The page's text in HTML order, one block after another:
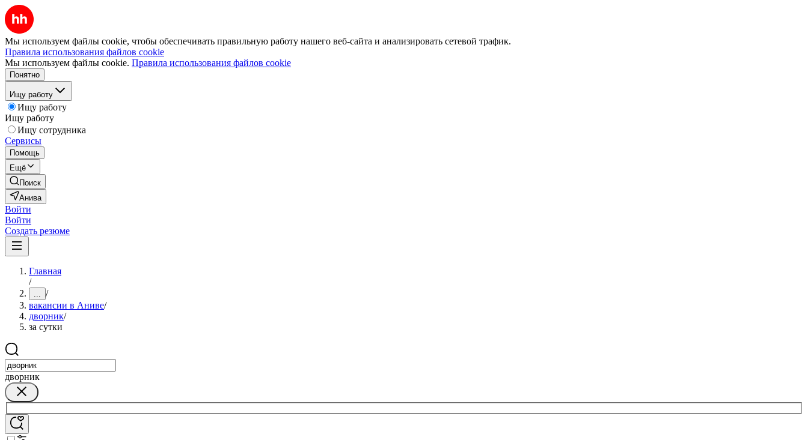
Мы используем файлы cookie, чтобы обеспечивать правильную работу нашего веб-сайта и анализировать сетевой трафик.
Правила использования файлов cookie
Мы используем файлы cookie. Правила использования файлов cookie
Понятно
Ищу работу
Ищу работу
Ищу работу
Ищу сотрудника
Сервисы
Помощь
Ещё
Поиск
Анива
Войти
Войти
Создать резюме
Главная
/
... /
вакансии в Аниве/
дворник/
за сутки
дворник